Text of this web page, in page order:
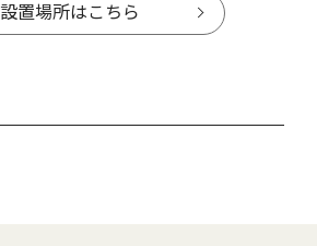
置場所はこちら